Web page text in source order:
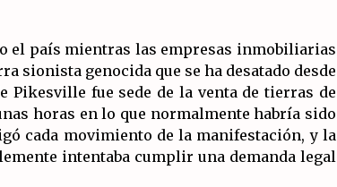
el país mientras las empresas inmobiliarias
sionista genocida que se ha desatado desde
Pikesville fue sede de la venta de tierras de
horas en lo que normalmente habría sido
cada movimiento de la manifestación, y la
intentaba cumplir una demanda legal